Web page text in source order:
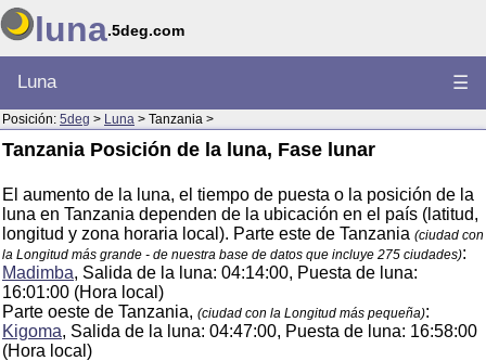
luna.5deg.com
Luna ☰
Posición: 5deg > Luna > Tanzania >
Tanzania Posición de la luna, Fase lunar
El aumento de la luna, el tiempo de puesta o la posición de la
luna en Tanzania dependen de la ubicación en el país (latitud,
longitud y zona horaria local). Parte este de Tanzania (ciudad con
la Longitud más grande - de nuestra base de datos que incluye 275 ciudades):
Madimba, Salida de la luna: 04:14:00, Puesta de luna:
16:01:00 (Hora local)
Parte oeste de Tanzania, (ciudad con la Longitud más pequeña):
Kigoma, Salida de la luna: 04:47:00, Puesta de luna: 16:58:00
(Hora local)